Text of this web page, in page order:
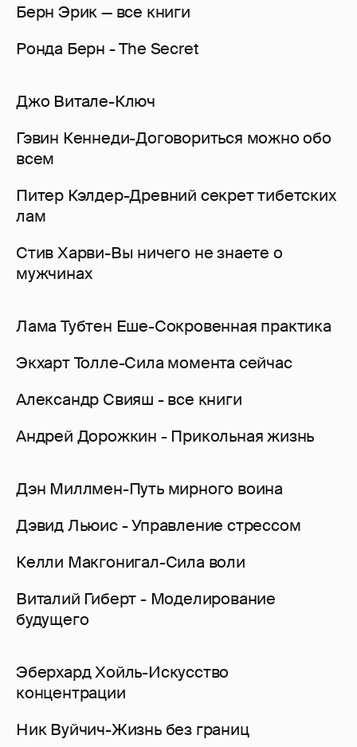
Берн Эрик — все книги
Ронда Берн - The Secret
Джо Витале-Ключ
Гэвин Кеннеди-Договориться можно обо
всем
Питер Кэлдер-Древний секрет тибетских
лам
Стив Харви-Вы ничего не знаете о
мужчинах
Лама Тубтен Еше-Сокровенная практика
Экхарт Толле-Сила момента сейчас
Александр Свияш - все книги
Андрей Дорожкин - Прикольная жизнь
Дэн Миллмен-Путь мирного воина
Дэвид Льюис - Управление стрессом
Келли Макгонигал-Сила воли
Виталий Гиберт - Моделирование
будущего
Эберхард Хойль-Искусство
концентрации
Ник Вуйчич-Жизнь без границ